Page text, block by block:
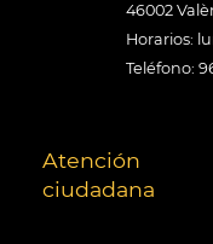
46002
Horarios:
Teléfono:
Atención
ciudadana